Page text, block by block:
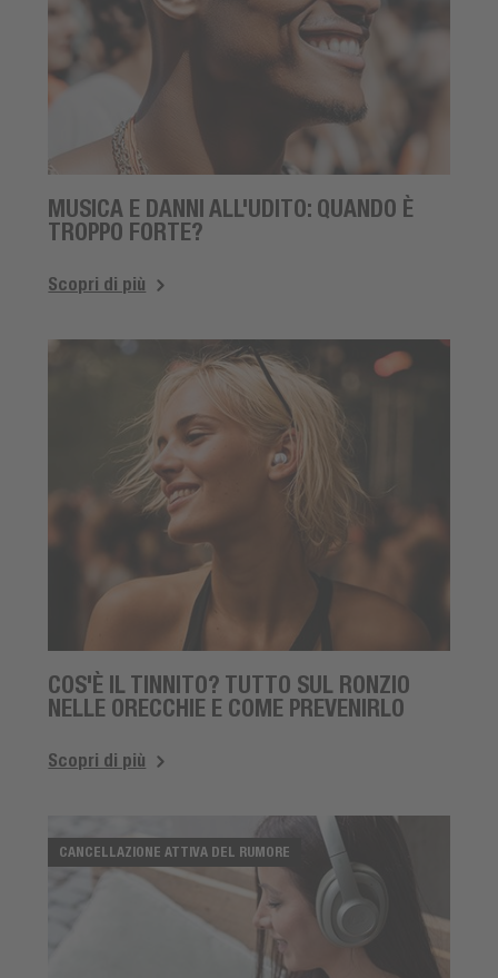
MUSICA E DANNI ALL'UDITO: QUANDO È
TROPPO FORTE?
Scopri di più
COS'È IL TINNITO? TUTTO SUL RONZIO
NELLE ORECCHIE E COME PREVENIRLO
Scopri di più
CANCELLAZIONE ATTIVA DEL RUMORE